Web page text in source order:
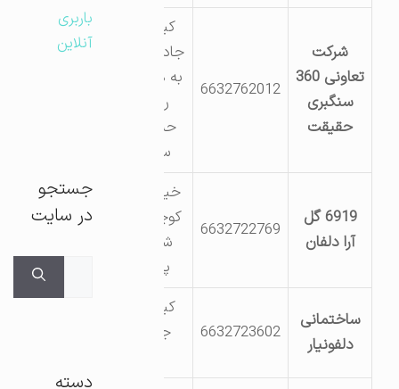
شرکت
تعاونی 360
سنگبری
حقیقت
6632762012
جاده نور آباد
به هرسین –
روستای
حسن آباد
سنجابی
6919 گل
آرا دلفان
6632722769
خیابان امام
کوچه شهید
شیرخانی
پلاک 36
ساختمانی
دلفونیار
6632723602
جاده گل
باربری
آنلاین
جستجو
در سایت
دسته